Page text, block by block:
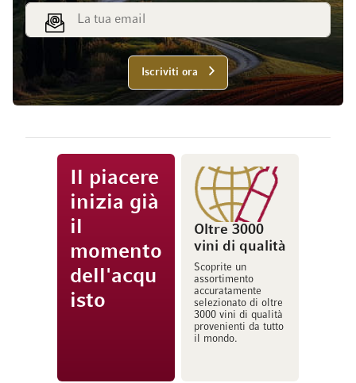
Indirizzo email
Iscriviti ora
Il piacere
inizia già
il
momento
dell'acqu
isto
Oltre 3000
vini di qualità
Scoprite un
assortimento
accuratamente
selezionato di oltre
3000 vini di qualità
provenienti da tutto
il mondo.